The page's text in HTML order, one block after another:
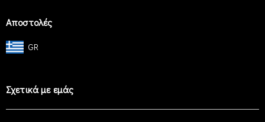
Αποστολές
GR
Σχετικά με εμάς